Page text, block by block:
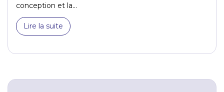
conception et la...
Lire la suite